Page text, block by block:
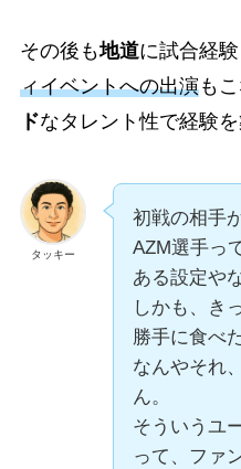
その後も地道に試合経験
ィイベントへの出演もこ
ドなタレント性で経験を
タッキー
初戦の相手
AZM選手っ
ある設定や
しかも、き
勝手に食べ
なんやそれ
ん。
そういうユ
って、ファ